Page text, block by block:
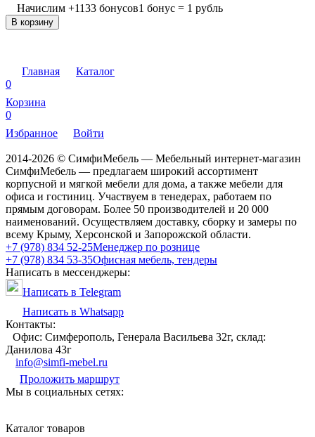
Начислим +1133 бонусов1 бонус = 1 рубль
В корзину
Главная
Каталог
0
Корзина
0
Избранное
Войти
2014-2026 © СимфиМебель — Мебельный интернет-магазин
СимфиМебель — предлагаем широкий ассортимент
корпусной и мягкой мебели для дома, а также мебели для
офиса и гостиниц. Участвуем в тенедерах, работаем по
прямым договорам. Более 50 производителей и 20 000
наименований. Осуществляем доставку, сборку и замеры по
всему Крыму, Херсонской и Запорожской области.
+7 (978) 834 52-25Менеджер по рознице
+7 (978) 834 53-35Офисная мебель, тендеры
Написать в мессенджеры:
Написать в Telegram
Написать в Whatsapp
Контакты:
Офис: Симферополь, Генерала Васильева 32г, склад:
Данилова 43г
info@simfi-mebel.ru
Проложить маршрут
Мы в социальных сетях:
Каталог товаров